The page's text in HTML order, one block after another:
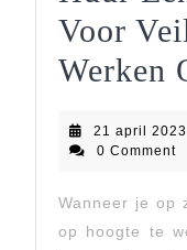
Voor
Werken
21 april 2023
0 Comment
Wanneer je op
op hoogte te